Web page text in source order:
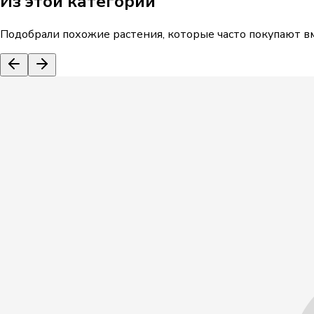
Подобрали похожие растения, которые часто покупают